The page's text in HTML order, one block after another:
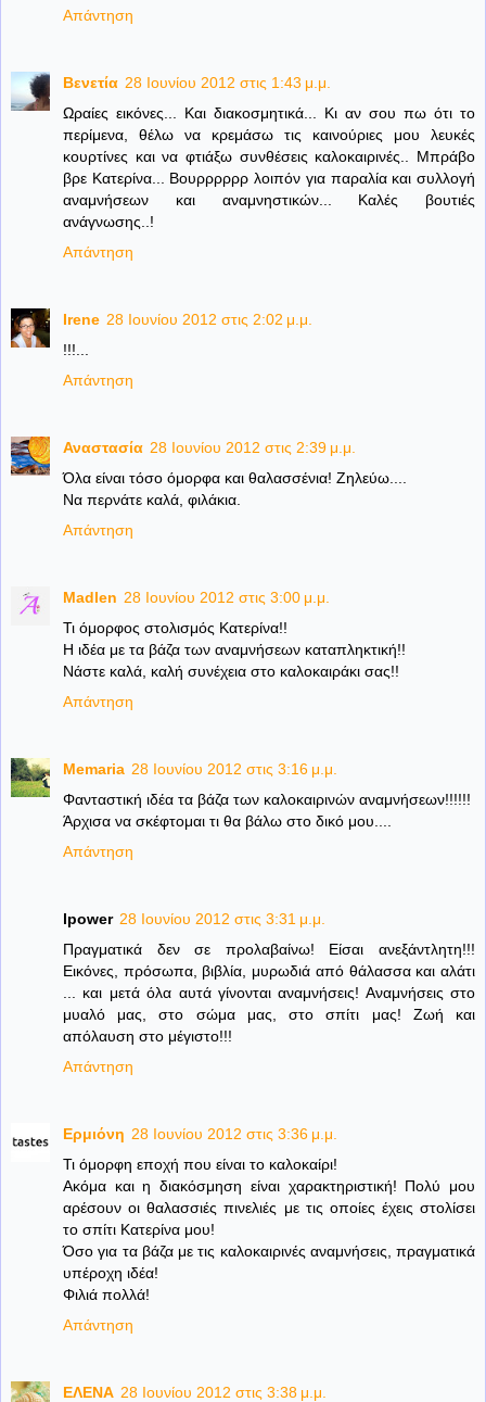
Απάντηση
Βενετία 28 Ιουνίου 2012 στις 1:43 μ.μ.
Ωραίες εικόνες... Και διακοσμητικά... Κι αν σου πω ότι το
περίμενα, θέλω να κρεμάσω τις καινούριες μου λευκές
κουρτίνες και να φτιάξω συνθέσεις καλοκαιρινές.. Μπράβο
βρε Κατερίνα... Βουρρρρρρ λοιπόν για παραλία και συλλογή
αναμνήσεων και αναμνηστικών... Καλές βουτιές
ανάγνωσης..!
Απάντηση
Irene 28 Ιουνίου 2012 στις 2:02 μ.μ.
!!!...
Απάντηση
Αναστασία 28 Ιουνίου 2012 στις 2:39 μ.μ.
Όλα είναι τόσο όμορφα και θαλασσένια! Ζηλεύω....
Να περνάτε καλά, φιλάκια.
Απάντηση
Madlen 28 Ιουνίου 2012 στις 3:00 μ.μ.
Τι όμορφος στολισμός Κατερίνα!!
Η ιδέα με τα βάζα των αναμνήσεων καταπληκτική!!
Νάστε καλά, καλή συνέχεια στο καλοκαιράκι σας!!
Απάντηση
Memaria 28 Ιουνίου 2012 στις 3:16 μ.μ.
Φανταστική ιδέα τα βάζα των καλοκαιρινών αναμνήσεων!!!!!!
Άρχισα να σκέφτομαι τι θα βάλω στο δικό μου....
Απάντηση
lpower 28 Ιουνίου 2012 στις 3:31 μ.μ.
Πραγματικά δεν σε προλαβαίνω! Είσαι ανεξάντλητη!!!
Εικόνες, πρόσωπα, βιβλία, μυρωδιά από θάλασσα και αλάτι
... και μετά όλα αυτά γίνονται αναμνήσεις! Αναμνήσεις στο
μυαλό μας, στο σώμα μας, στο σπίτι μας! Ζωή και
απόλαυση στο μέγιστο!!!
Απάντηση
Ερμιόνη 28 Ιουνίου 2012 στις 3:36 μ.μ.
Τι όμορφη εποχή που είναι το καλοκαίρι!
Ακόμα και η διακόσμηση είναι χαρακτηριστική! Πολύ μου
αρέσουν οι θαλασσιές πινελιές με τις οποίες έχεις στολίσει
το σπίτι Κατερίνα μου!
Όσο για τα βάζα με τις καλοκαιρινές αναμνήσεις, πραγματικά
υπέροχη ιδέα!
Φιλιά πολλά!
Απάντηση
ΕΛΕΝΑ 28 Ιουνίου 2012 στις 3:38 μ.μ.